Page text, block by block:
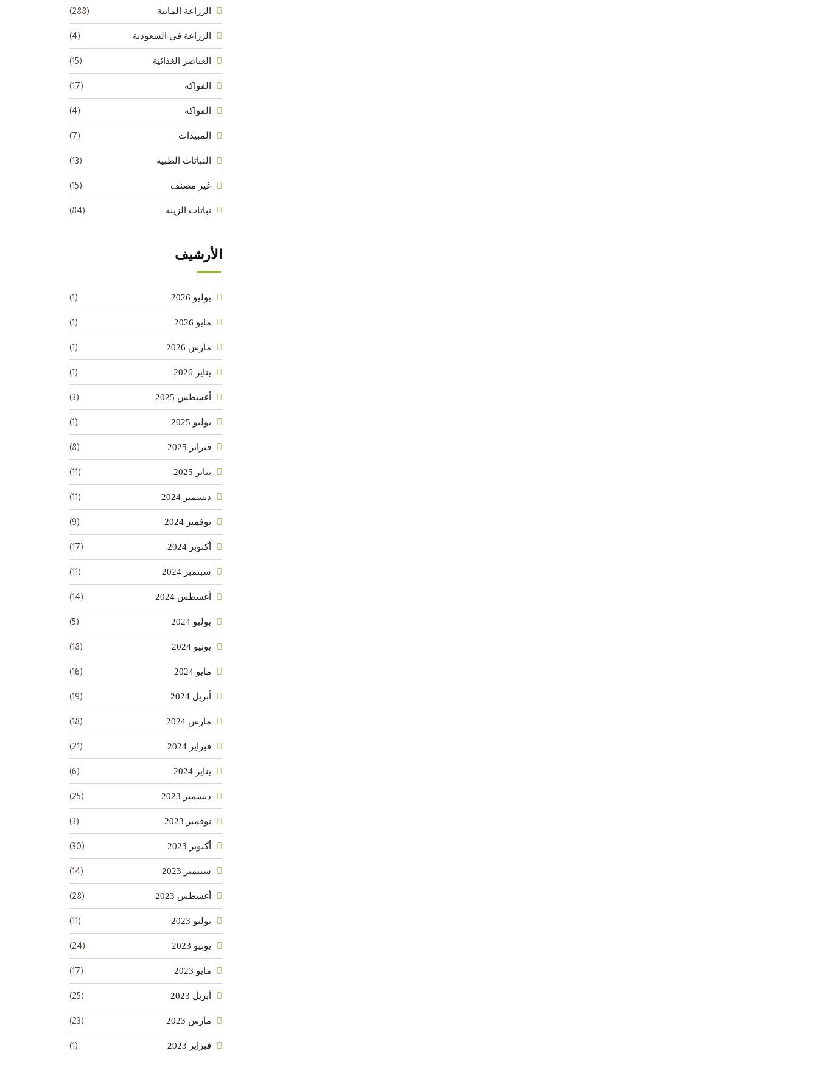
الزراعة المائية (288)
الزراعة في السعودية (4)
العناصر الغذائية (15)
الفواكه (17)
الفواكه (4)
المبيدات (7)
النباتات الطبية (13)
غير مصنف (15)
نباتات الزينة (84)
الأرشيف
يوليو 2026 (1)
مايو 2026 (1)
مارس 2026 (1)
يناير 2026 (1)
أغسطس 2025 (3)
يوليو 2025 (1)
فبراير 2025 (8)
يناير 2025 (11)
ديسمبر 2024 (11)
نوفمبر 2024 (9)
أكتوبر 2024 (17)
سبتمبر 2024 (11)
أغسطس 2024 (14)
يوليو 2024 (5)
يونيو 2024 (18)
مايو 2024 (16)
أبريل 2024 (19)
مارس 2024 (18)
فبراير 2024 (21)
يناير 2024 (6)
ديسمبر 2023 (25)
نوفمبر 2023 (3)
أكتوبر 2023 (30)
سبتمبر 2023 (14)
أغسطس 2023 (28)
يوليو 2023 (11)
يونيو 2023 (24)
مايو 2023 (17)
أبريل 2023 (25)
مارس 2023 (23)
فبراير 2023 (1)